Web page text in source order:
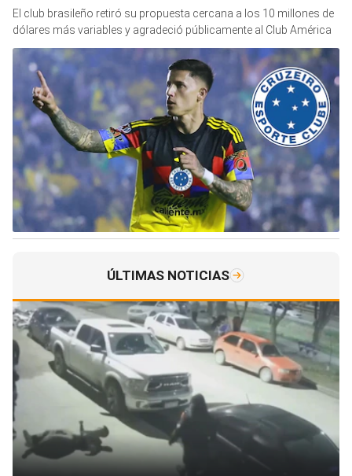
El club brasileño retiró su propuesta cercana a los 10 millones de
dólares más variables y agradeció públicamente al Club América
ÚLTIMAS NOTICIAS